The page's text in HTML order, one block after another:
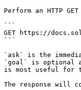
Perform an HTTP
```
GET https://
```
`ask` is the
`goal` is optional
is most useful for
The response will